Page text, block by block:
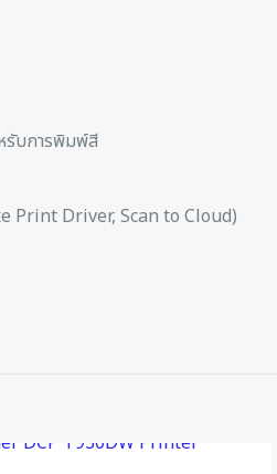
รับการพิมพ์สี
Print Driver, Scan to Cloud)